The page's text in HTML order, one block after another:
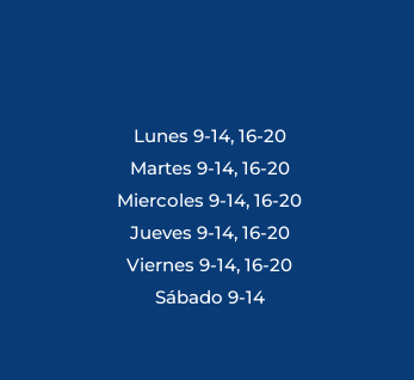
Lunes 9-14, 16-20
Martes 9-14, 16-20
Miercoles 9-14, 16-20
Jueves 9-14, 16-20
Viernes 9-14, 16-20
Sábado 9-14